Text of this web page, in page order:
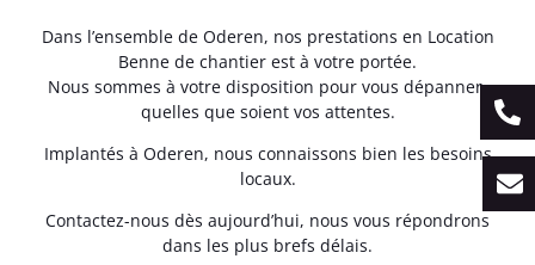
Dans l’ensemble de Oderen, nos prestations en Location
Benne de chantier est à votre portée.
Nous sommes à votre disposition pour vous dépanner,
quelles que soient vos attentes.
Implantés à Oderen, nous connaissons bien les besoins
locaux.
Contactez-nous dès aujourd’hui, nous vous répondrons
dans les plus brefs délais.